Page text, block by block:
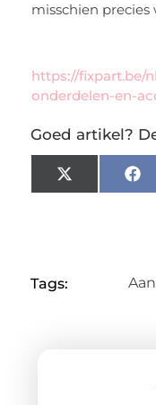
misschien
https://fixpart.be/
onderdelen-en-
Goed artikel?
X
(Twitter)
Tags: